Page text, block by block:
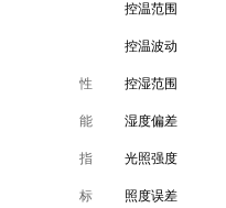
性
能
指
标
控温范围
控温波动
控湿范围
湿度偏差
光照强度
照度误差